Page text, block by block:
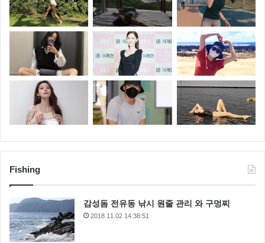
Fishing
감성돔 전유동 낚시 원줄 관리 와 구멍찌
2018.11.02 14:38:51